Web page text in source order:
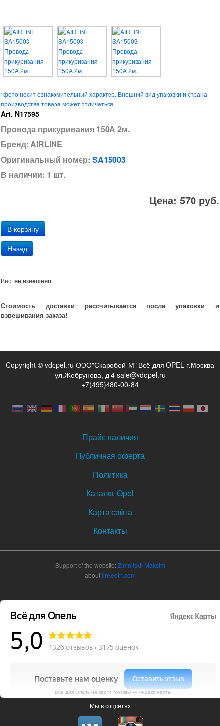
*фото носит ознакомительный характер. Внешний вид упаковки и страна
производства товара может отличаться.
Art. N17595
Провода прикуривания 150А 2м.
Бренд: AIRLINE
Оригинальный номер: SA15003
В наличии: 1 шт.
Цена: 570 руб.
Назад
Вес:не взвешено.
Стоимость доставки рассчитывается после упаковки и
взвешивания заказа!
Copyright © vdopel.ru ООО"Скаробей-М" Всё для OPEL г.Москва
ул.Жебрунова, д.4 sale@vdopel.ru
+7(495)480-00-84
Прайс наличия
Публичная оферта
Политика
Каталог Opel
Карта сайта
Контакты
Support of the website:Zimnitskii Maksim
aboutlinkedin.com
Всё для Опель на карте Москвы — Яндекс Карты
Мы в соцсетях